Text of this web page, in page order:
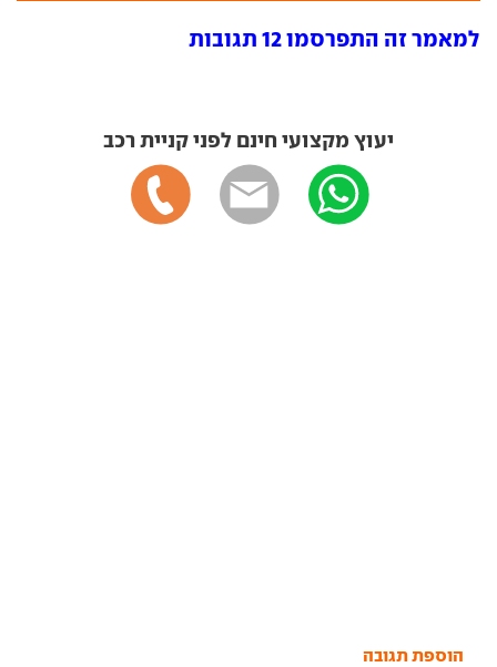
למאמר זה התפרסמו 12 תגובות
יעוץ מקצועי חינם לפני קניית רכב
הוספת תגובה